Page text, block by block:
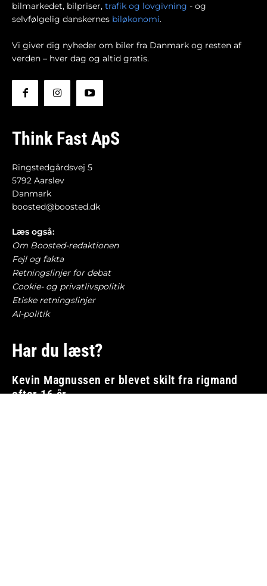
bilmarkedet, bilpriser, trafik og lovgivning - og
selvfølgelig danskernes biløkonomi.
Vi giver dig nyheder om biler fra Danmark og resten af
verden – hver dag og altid gratis.
Think Fast ApS
Ringstedgårdsvej 5
5792 Aarslev
Danmark
boosted@boosted.dk
Læs også:
Om Boosted-redaktionen
Fejl og fakta
Retningslinjer for debat
Cookie- og privatlivspolitik
Etiske retningslinjer
AI-politik
Har du læst?
Kevin Magnussen er blevet skilt fra rigmand
efter 16 år